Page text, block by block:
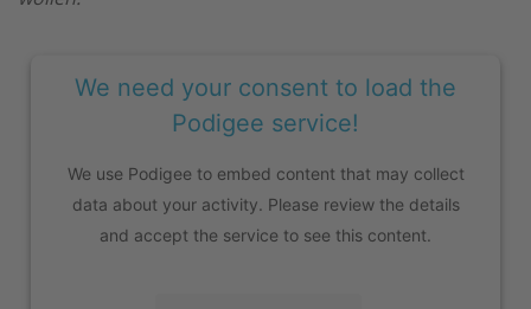
We need your consent to load the
Podigee service!
We use Podigee to embed content that may collect
data about your activity. Please review the details
and accept the service to see this content.